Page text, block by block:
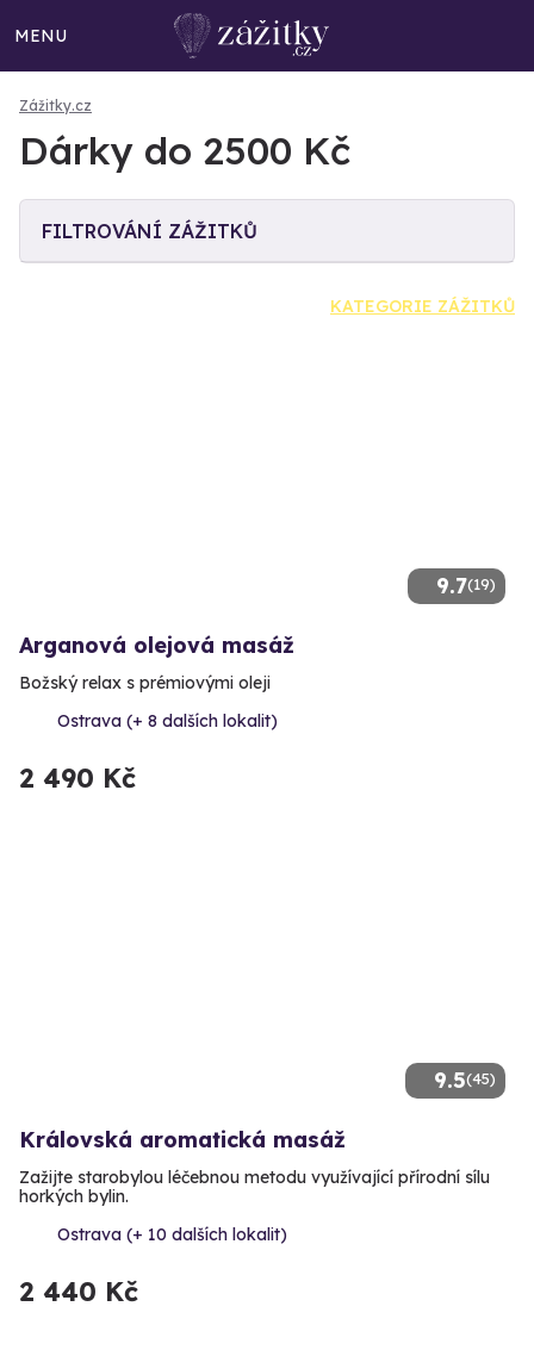
MENU
Zážitky.cz
Dárky do 2500 Kč
FILTROVÁNÍ ZÁŽITKŮ
KATEGORIE ZÁŽITKŮ
9.7(19)
Arganová olejová masáž
Božský relax s prémiovými oleji
Ostrava (+ 8 dalších lokalit)
2 490 Kč
9.5(45)
Královská aromatická masáž
Zažijte starobylou léčebnou metodu využívající přírodní sílu
horkých bylin.
Ostrava (+ 10 dalších lokalit)
2 440 Kč